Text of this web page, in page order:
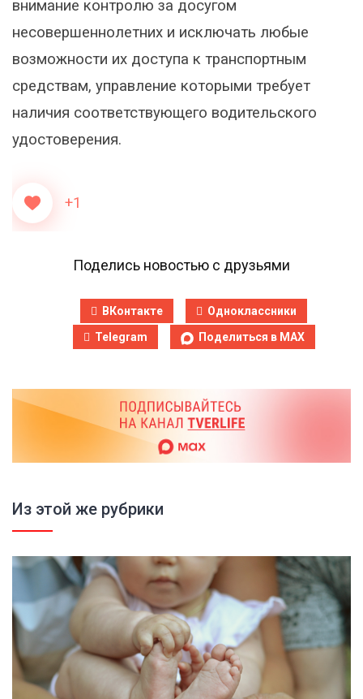
внимание контролю за досугом
несовершеннолетних и исключать любые
возможности их доступа к транспортным
средствам, управление которыми требует
наличия соответствующего водительского
удостоверения.
+1
Поделись новостью с друзьями
ВКонтакте
Одноклассники
Telegram
Поделиться в MAX
Из этой же рубрики